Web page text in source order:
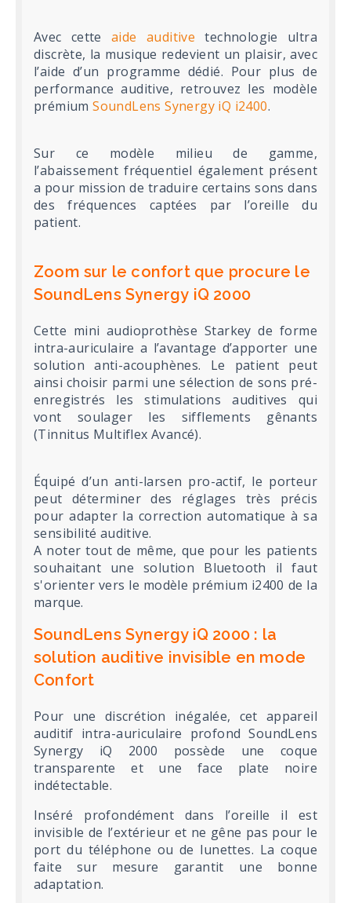
Avec cetteaide auditive technologie ultra
discrète, la musique redevient un plaisir, avec
l’aide d’un programme dédié. Pour plus de
performance auditive, retrouvez les modèle
prémiumSoundLens Synergy iQ i2400.
Sur ce modèle milieu de gamme,
l’abaissement fréquentiel également présent
a pour mission de traduire certains sons dans
des fréquences captées par l’oreille du
patient.
Zoom sur le confort que procure le
SoundLens Synergy iQ 2000
Cette mini audioprothèse Starkey de forme
intra-auriculaire a l’avantage d’apporter une
solution anti-acouphènes. Le patient peut
ainsi choisir parmi une sélection de sons pré-
enregistrés les stimulations auditives qui
vont soulager les sifflements gênants
(Tinnitus Multiflex Avancé).
Équipé d’un anti-larsen pro-actif, le porteur
peut déterminer des réglages très précis
pour adapter la correction automatique à sa
sensibilité auditive.
A noter tout de même, que pour les patients
souhaitant une solution Bluetooth il faut
s'orienter vers le modèle prémium i2400 de la
marque.
SoundLens Synergy iQ 2000 : la
solution auditive invisible en mode
Confort
Pour une discrétion inégalée, cet appareil
auditif intra-auriculaire profond SoundLens
Synergy iQ 2000 possède une coque
transparente et une face plate noire
indétectable.
Inséré profondément dans l’oreille il est
invisible de l’extérieur et ne gêne pas pour le
port du téléphone ou de lunettes. La coque
faite sur mesure garantit une bonne
adaptation.